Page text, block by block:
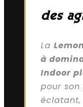
des
La
à
Indoor
pour